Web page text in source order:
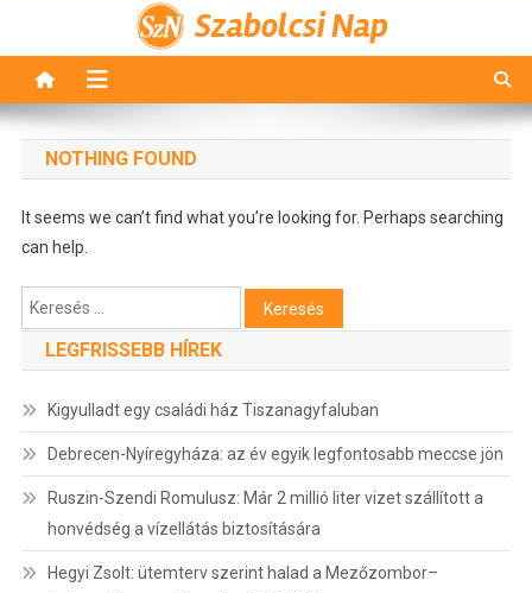
Szabolcsi Nap
NOTHING FOUND
It seems we can’t find what you’re looking for. Perhaps searching
can help.
Keresés:
LEGFRISSEBB HÍREK
Kigyulladt egy családi ház Tiszanagyfaluban
Debrecen-Nyíregyháza: az év egyik legfontosabb meccse jön
Ruszin-Szendi Romulusz: Már 2 millió liter vizet szállított a
honvédség a vízellátás biztosítására
Hegyi Zsolt: ütemterv szerint halad a Mezőzombor–